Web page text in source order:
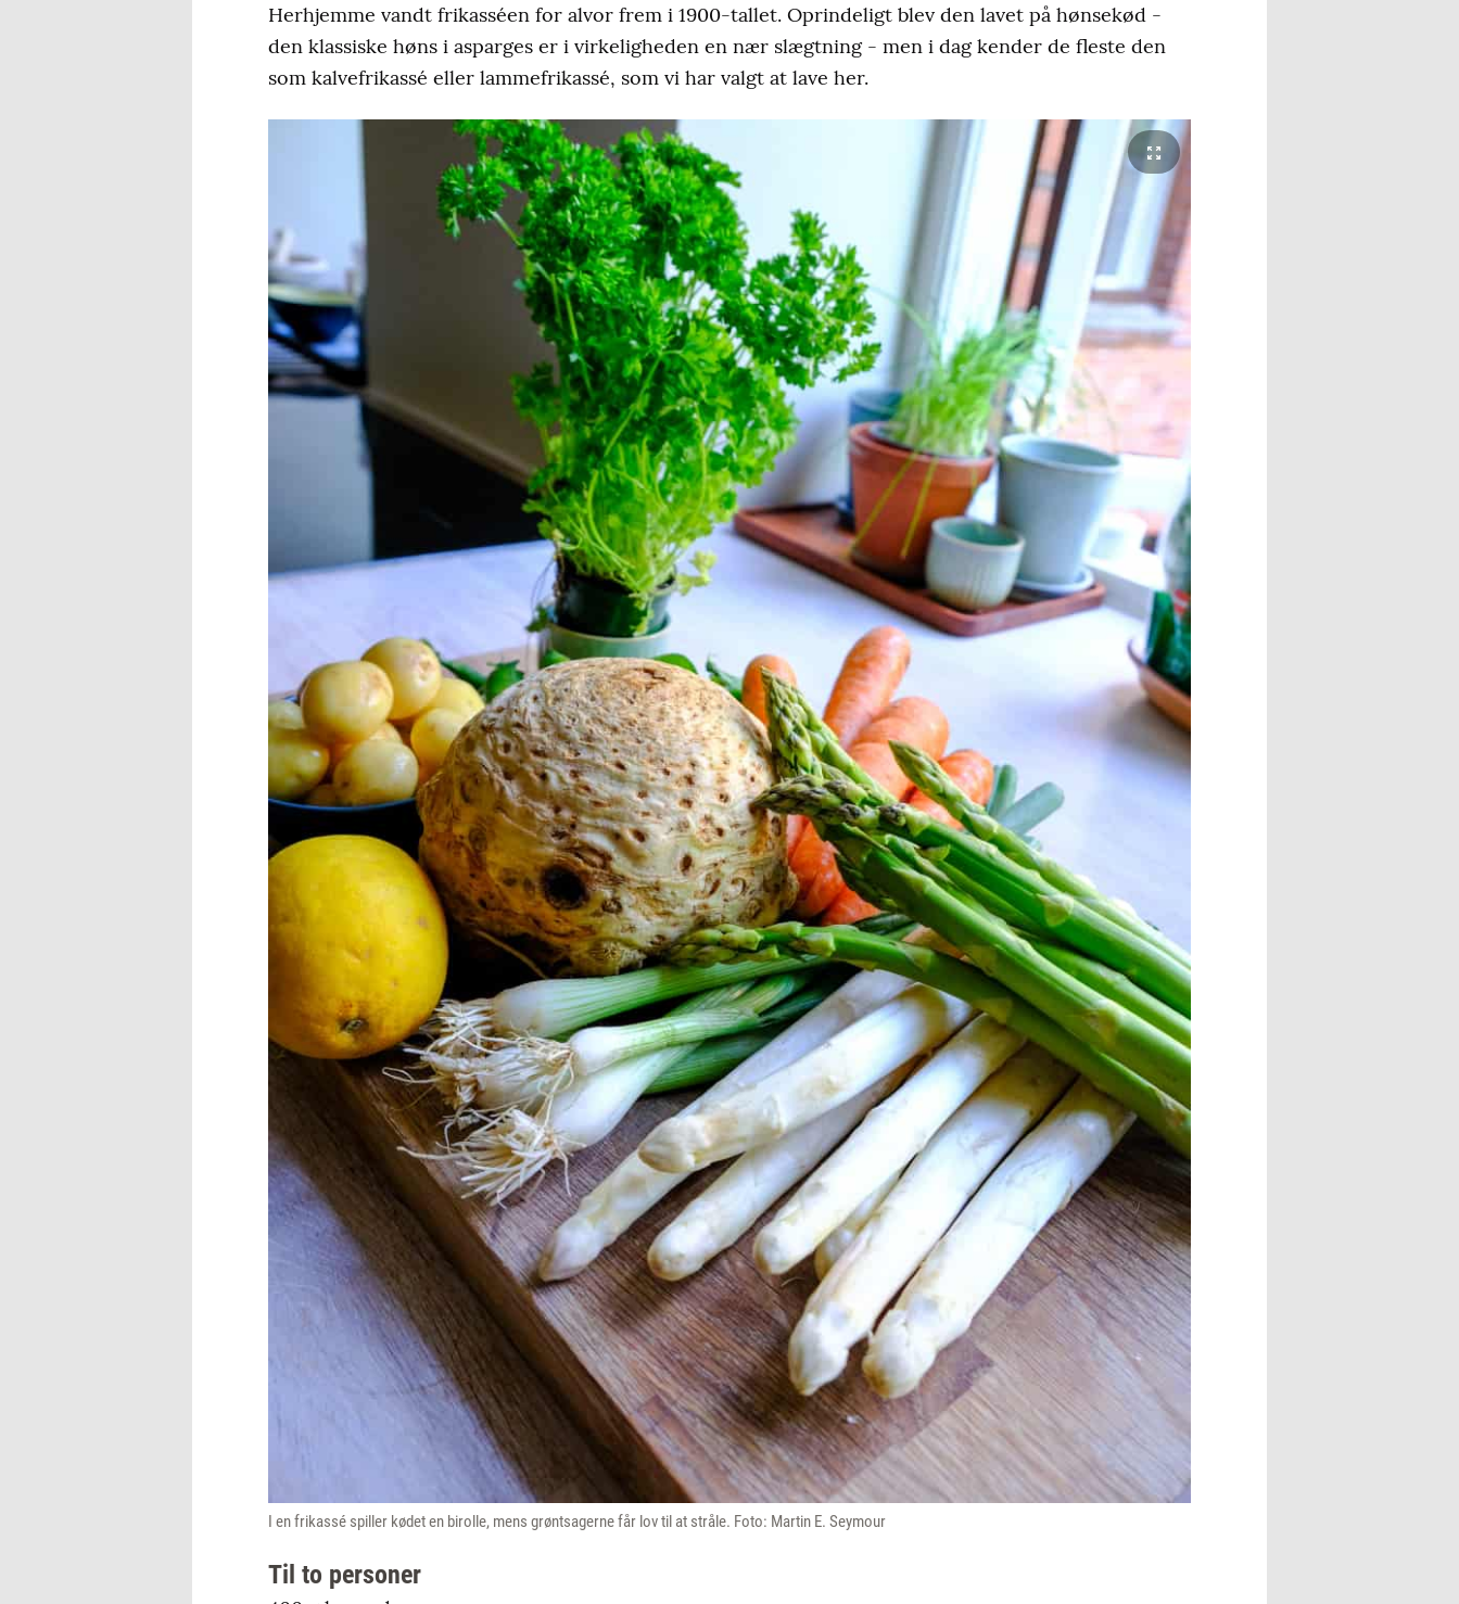
Herhjemme vandt frikasséen for alvor frem i 1900-tallet. Oprindeligt blev den lavet på hønsekød -
den klassiske høns i asparges er i virkeligheden en nær slægtning - men i dag kender de fleste den
som kalvefrikassé eller lammefrikassé, som vi har valgt at lave her.
I en frikassé spiller kødet en birolle, mens grøntsagerne får lov til at stråle. Foto: Martin E. Seymour
Til to personer